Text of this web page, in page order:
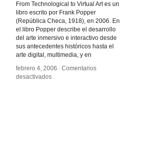
From Technological to Virtual Art es un
libro escrito por Frank Popper
(República Checa, 1918), en 2006. En
el libro Popper describe el desarrollo
del arte inmersivo e interactivo desde
sus antecedentes históricos hasta el
arte digital, multimedia, y en
febrero 4, 2006 / Comentarios
desactivadosen
febrero 4, 2006 / Comentarios
desactivadosen